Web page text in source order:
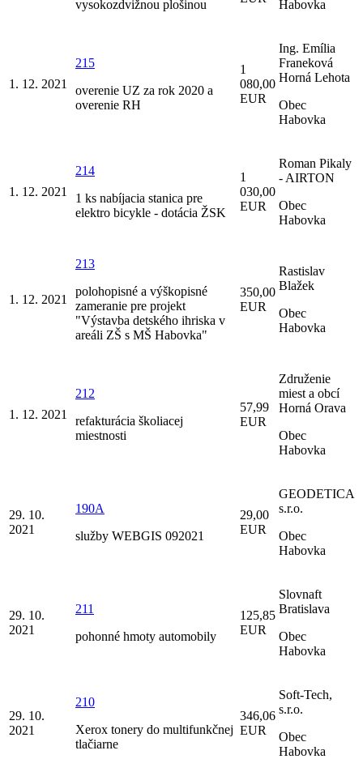
vysokozdvižnou plošinou
Habovka
1. 12. 2021
215
overenie UZ za rok 2020 a
overenie RH
1
080,00
EUR
Ing. Emília
Franeková
Horná Lehota
Obec
Habovka
1. 12. 2021
214
1 ks nabíjacia stanica pre
elektro bicykle - dotácia ŽSK
1
030,00
EUR
Roman Pikaly
- AIRTON
Obec
Habovka
1. 12. 2021
213
polohopisné a výškopisné
zameranie pre projekt
"Výstavba detského ihriska v
areáli ZŠ s MŠ Habovka"
350,00
EUR
Rastislav
Blažek
Obec
Habovka
1. 12. 2021
212
refakturácia školiacej
miestnosti
57,99
EUR
Združenie
miest a obcí
Horná Orava
Obec
Habovka
29. 10.
2021
190A
služby WEBGIS 092021
29,00
EUR
GEODETICA
s.r.o.
Obec
Habovka
29. 10.
2021
211
pohonné hmoty automobily
125,85
EUR
Slovnaft
Bratislava
Obec
Habovka
29. 10.
2021
210
Xerox tonery do multifunkčnej
tlačiarne
346,06
EUR
Soft-Tech,
s.r.o.
Obec
Habovka